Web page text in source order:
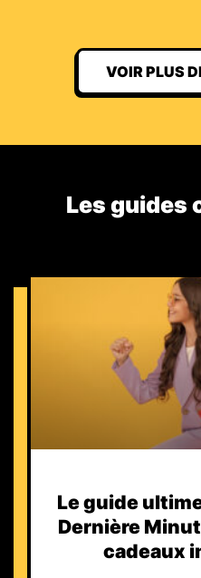
VOIR PLUS
Les guides
Le guide
Dernière
cadeaux